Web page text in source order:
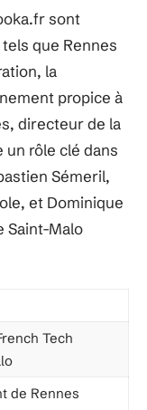
sont
que Rennes
la
propice à
directeur de la
un rôle clé dans
Sémeril,
et Dominique
Saint-Malo
Tech
de Rennes